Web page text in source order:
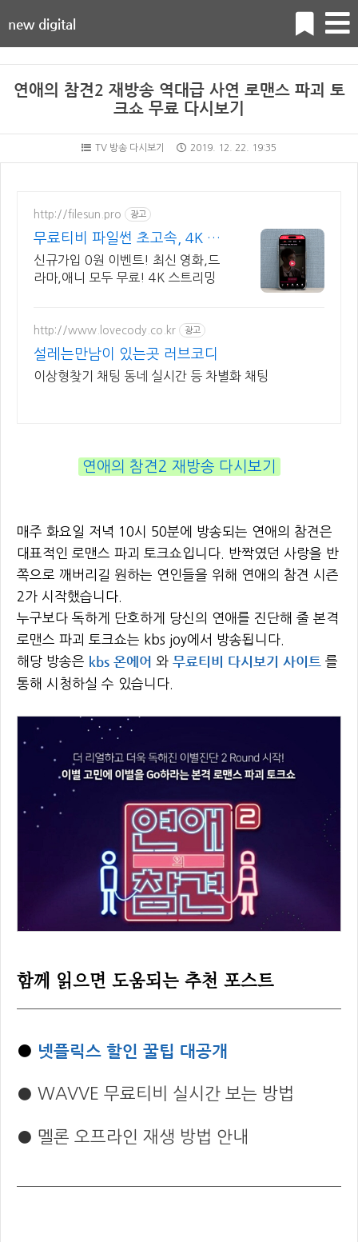
new digital
연애의 참견2 재방송 역대급 사연 로맨스 파괴 토
크쇼 무료 다시보기
TV 방송 다시보기 2019. 12. 22. 19:35
http://filesun.pro 광고
무료티비 파일썬 초고속, 4K 실
시간 보기!
신규가입 0원 이벤트! 최신 영화,드
라마,애니 모두 무료! 4K 스트리밍
http://www.lovecody.co.kr 광고
설레는만남이 있는곳 러브코디
이상형찾기 채팅 동네 실시간 등 차별화 채팅
연애의 참견2 재방송 다시보기
매주 화요일 저녁 10시 50분에 방송되는 연애의 참견은
대표적인 로맨스 파괴 토크쇼입니다. 반짝였던 사랑을 반
쪽으로 깨버리길 원하는 연인들을 위해 연애의 참견 시즌
2가 시작했습니다.
누구보다 독하게 단호하게 당신의 연애를 진단해 줄 본격
로맨스 파괴 토크쇼는 kbs joy에서 방송됩니다.
해당 방송은 kbs 온에어 와 무료티비 다시보기 사이트 를
통해 시청하실 수 있습니다.
함께 읽으면 도움되는 추천 포스트
● 넷플릭스 할인 꿀팁 대공개
● WAVVE 무료티비 실시간 보는 방법
● 멜론 오프라인 재생 방법 안내